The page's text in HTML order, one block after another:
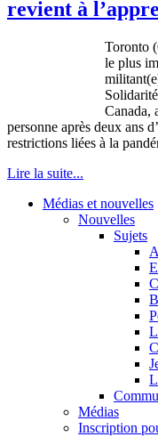
revient à
Toronto
le plus
Canada,
personne après deux ans
restrictions liées à la
Lire la suite...
Médias et nouvelles
Nouvelles
Sujets
Médias
Inscription